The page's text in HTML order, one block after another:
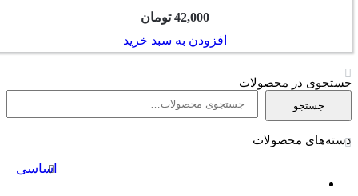
42,000 تومان
افزودن به سبد خرید
جستجوی در محصولات
جستجو
جستجو
دسته‌های محصولات
اساسی